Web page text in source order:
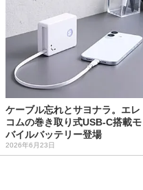
ケーブル忘れとサヨナラ。エレ
コムの巻き取り式USB-C搭載モ
バイルバッテリー登場
2026年6月23日